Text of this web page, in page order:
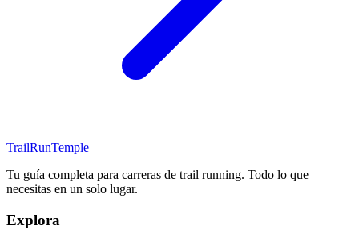
TrailRunTemple
Tu guía completa para carreras de trail running. Todo lo que
necesitas en un solo lugar.
Explora